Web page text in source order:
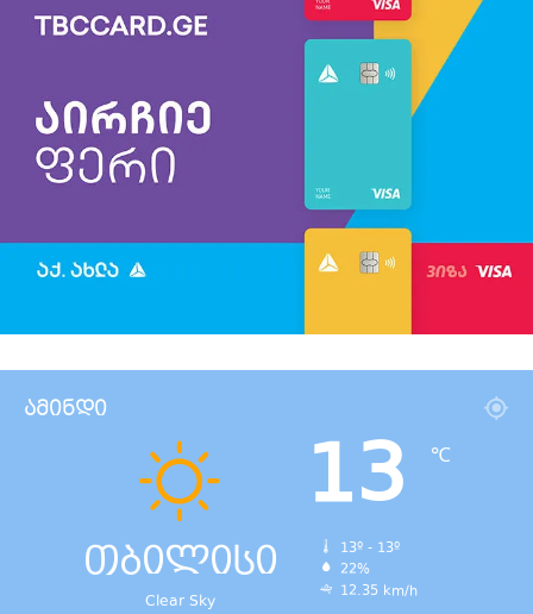
ამინდი
თბილისი
Clear Sky
13 ℃
13º - 13º
22%
12.35 km/h